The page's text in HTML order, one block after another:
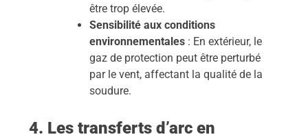
être trop élevée.
Sensibilité aux conditions
environnementales : En extérieur, le
gaz de protection peut être perturbé
par le vent, affectant la qualité de la
soudure.
4. Les transferts d’arc en